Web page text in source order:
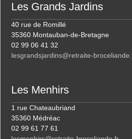
Les Grands Jardins
40 rue de Romillé
35360 Montauban-de-Bretagne
02 99 06 41 32
lesgrandsjardins@retraite-
Les Menhirs
1 rue Chateaubriand
35360 Médréac
02 99 61 77 61